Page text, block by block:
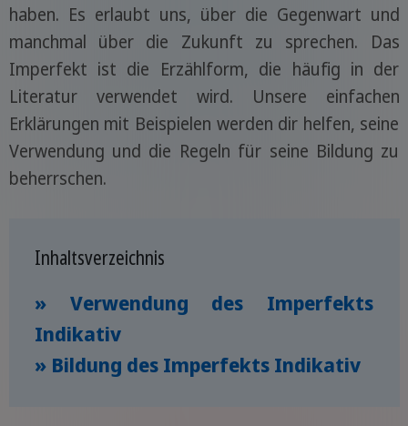
haben. Es erlaubt uns, über die Gegenwart und
manchmal über die Zukunft zu sprechen. Das
Imperfekt ist die Erzählform, die häufig in der
Literatur verwendet wird. Unsere einfachen
Erklärungen mit Beispielen werden dir helfen, seine
Verwendung und die Regeln für seine Bildung zu
beherrschen.
Inhaltsverzeichnis
» Verwendung des Imperfekts
Indikativ
» Bildung des Imperfekts Indikativ